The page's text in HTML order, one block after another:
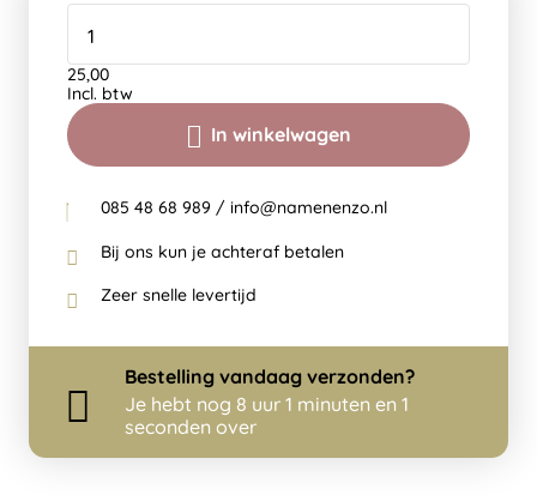
In winkelwagen
25,00
Incl. btw
085 48 68 989 / info@namenenzo.nl
Bij ons kun je achteraf betalen
Zeer snelle levertijd
Bestelling vandaag verzonden?
Je hebt nog 8 uur 1 minuten en 1
seconden over